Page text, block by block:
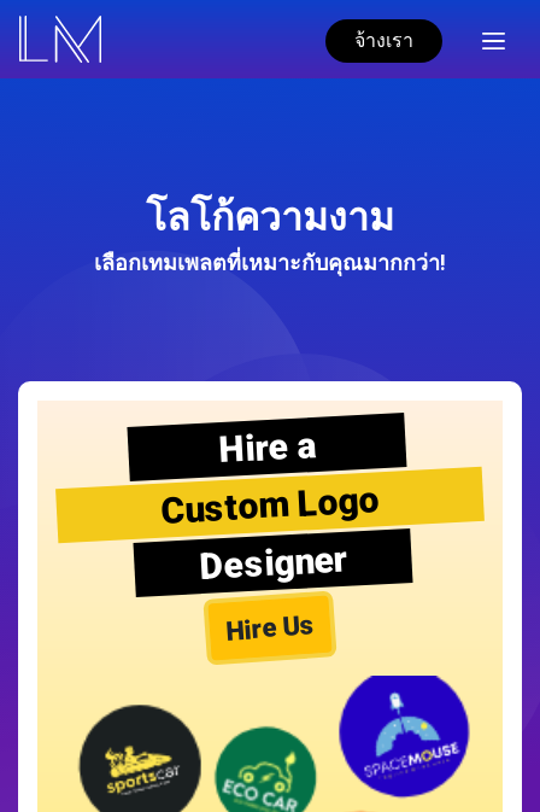
จ้างเรา
โลโก้ความงาม
เลือกเทมเพลตที่เหมาะกับคุณมากกว่า!
Hire a
Custom Logo
Designer
Hire Us